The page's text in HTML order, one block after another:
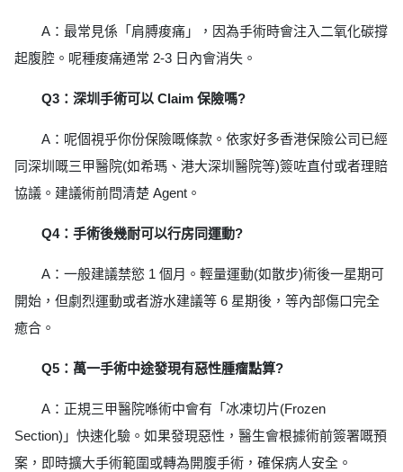
A：最常見係「肩膊痠痛」，因為手術時會注入二氧化碳撐
起腹腔。呢種痠痛通常 2-3 日內會消失。
Q3：深圳手術可以 Claim 保險嗎?
A：呢個視乎你份保險嘅條款。依家好多香港保險公司已經
同深圳嘅三甲醫院(如希瑪、港大深圳醫院等)簽咗直付或者理賠
協議。建議術前問清楚 Agent。
Q4：手術後幾耐可以行房同運動?
A：一般建議禁慾 1 個月。輕量運動(如散步)術後一星期可
開始，但劇烈運動或者游水建議等 6 星期後，等內部傷口完全
癒合。
Q5：萬一手術中途發現有惡性腫瘤點算?
A：正規三甲醫院喺術中會有「冰凍切片(Frozen
Section)」快速化驗。如果發現惡性，醫生會根據術前簽署嘅預
案，即時擴大手術範圍或轉為開腹手術，確保病人安全。